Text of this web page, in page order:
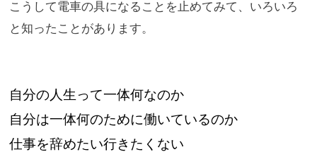
こうして電車の具になることを止めてみて、 いろいろ
と知ったことがあります。
自分の人生って一体何なのか
自分は一体何のために働いているのか
仕事を辞めたい行きたくない